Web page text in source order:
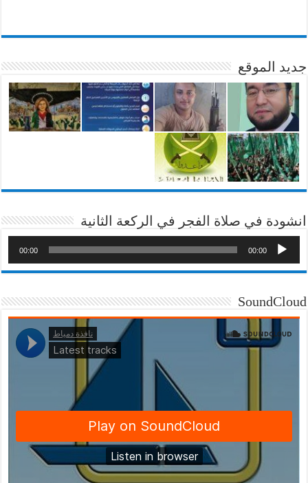
جديد الموقع
انشودة في صلاة الفجر في الركعة الثانية
00:00
00:00
SoundCloud